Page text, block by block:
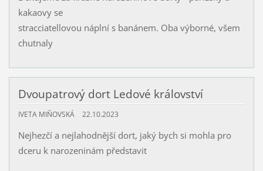
kakaovy se
stracciatellovou náplní s banánem. Oba výborné, všem
chutnaly
Dvoupatrový dort Ledové království
IVETA MIŇOVSKÁ 22.10.2023
Nejhezčí a nejlahodnější dort, jaký bych si mohla pro
dceru k narozeninám představit